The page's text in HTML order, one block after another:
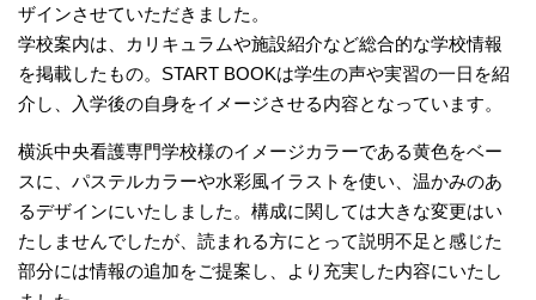
ザインさせていただきました。
学校案内は、カリキュラムや施設紹介など総合的な学校情報
を掲載したもの。START BOOKは学生の声や実習の一日を紹
介し、入学後の自身をイメージさせる内容となっています。
横浜中央看護専門学校様のイメージカラーである黄色をベー
スに、パステルカラーや水彩風イラストを使い、温かみのあ
るデザインにいたしました。構成に関しては大きな変更はい
たしませんでしたが、読まれる方にとって説明不足と感じた
部分には情報の追加をご提案し、より充実した内容にいたし